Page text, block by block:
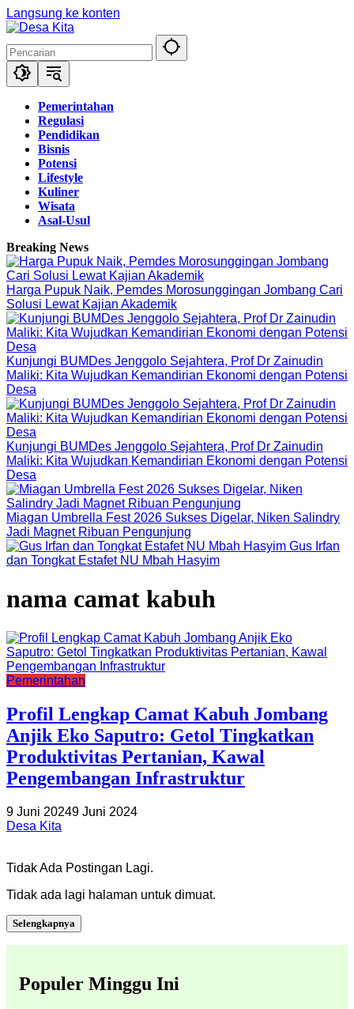
Langsung ke konten
Pemerintahan
Regulasi
Pendidikan
Bisnis
Potensi
Lifestyle
Kuliner
Wisata
Asal-Usul
Breaking News
Harga Pupuk Naik, Pemdes Morosunggingan Jombang Cari
Solusi Lewat Kajian Akademik
Kunjungi BUMDes Jenggolo Sejahtera, Prof Dr Zainudin
Maliki: Kita Wujudkan Kemandirian Ekonomi dengan Potensi
Desa
Kunjungi BUMDes Jenggolo Sejahtera, Prof Dr Zainudin
Maliki: Kita Wujudkan Kemandirian Ekonomi dengan Potensi
Desa
Miagan Umbrella Fest 2026 Sukses Digelar, Niken Salindry
Jadi Magnet Ribuan Pengunjung
Gus Irfan
dan Tongkat Estafet NU Mbah Hasyim
nama camat kabuh
Pemerintahan
Profil Lengkap Camat Kabuh Jombang
Anjik Eko Saputro: Getol Tingkatkan
Produktivitas Pertanian, Kawal
Pengembangan Infrastruktur
9 Juni 20249 Juni 2024
Desa Kita
Tidak Ada Postingan Lagi.
Tidak ada lagi halaman untuk dimuat.
Selengkapnya
Populer Minggu Ini